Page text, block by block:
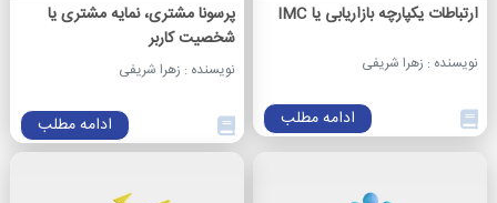
ارتباطات یکپارچه بازاریابی یا IMC
نویسنده : زهرا شریفی
ادامه مطلب
پرسونا مشتری، نمایه مشتری یا
شخصیت کاربر
نویسنده : زهرا شریفی
ادامه مطلب